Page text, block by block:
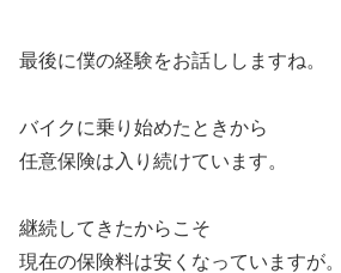
最後に僕の経験をお話ししますね。
バイクに乗り始めたときから
任意保険は入り続けています。
継続してきたからこそ
現在の保険料は安くなっていますが。